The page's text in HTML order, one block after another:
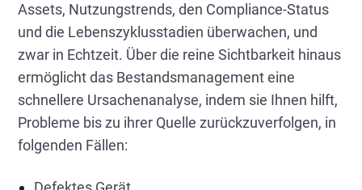
Assets, Nutzungstrends, den Compliance-Status
und die Lebenszyklusstadien überwachen, und
zwar in Echtzeit. Über die reine Sichtbarkeit hinaus
ermöglicht das Bestandsmanagement eine
schnellere Ursachenanalyse, indem sie Ihnen hilft,
Probleme bis zu ihrer Quelle zurückzuverfolgen, in
folgenden Fällen: